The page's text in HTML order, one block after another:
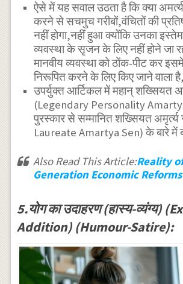
ऐसे में यह सवाल उठता है कि क्या
करने से सचमुच गरीबों,वंचितों की
नहीं होगा,नहीं हुआ क्योंकि उनका
व्यवस्था के सृजन के लिए नहीं होने जा
मानवीय व्यवस्था को ठोंक-पीट कर
निरूपित करने के लिए किए जाने वाला
उपर्युक्त आर्टिकल में महान् शख्सियत
(Legendary Personality
पुरस्कार से सम्मानित शख्सियत
Laureate Amartya Sen) के बारे में
Also Read This Article:Reality
Generation Economic
5.योग का उदाहरण (हास्य-व्यंग्य)
Addition) (Humour-Satire):